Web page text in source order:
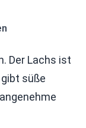
Der Lachs ist
süße